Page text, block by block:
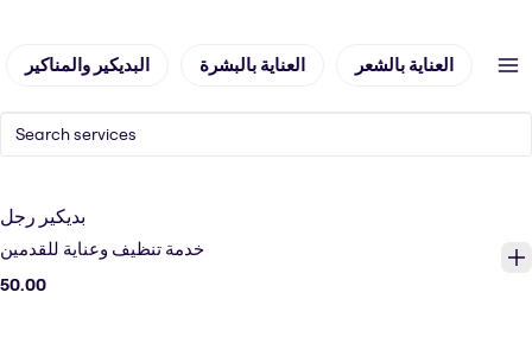
البديكير والمناكير العناية بالبشرة العناية بالشعر
بديكير رجل
خدمة تنظيف وعناية للقدمين
50.00